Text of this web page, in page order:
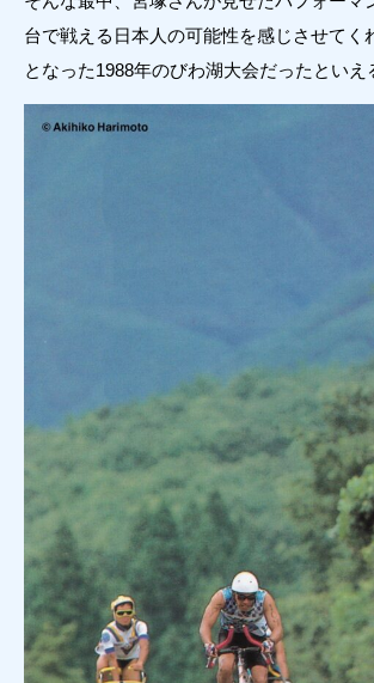
台で戦える日本人の可能性を感じさせてく
となった1988年のびわ湖大会だったといえ